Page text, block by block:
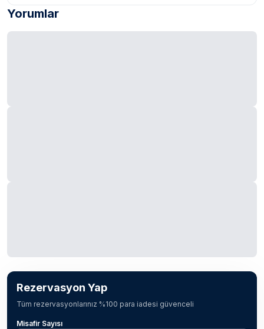
Yorumlar
Rezervasyon Yap
Tüm rezervasyonlarınız %100 para iadesi güvenceli
Misafir Sayısı